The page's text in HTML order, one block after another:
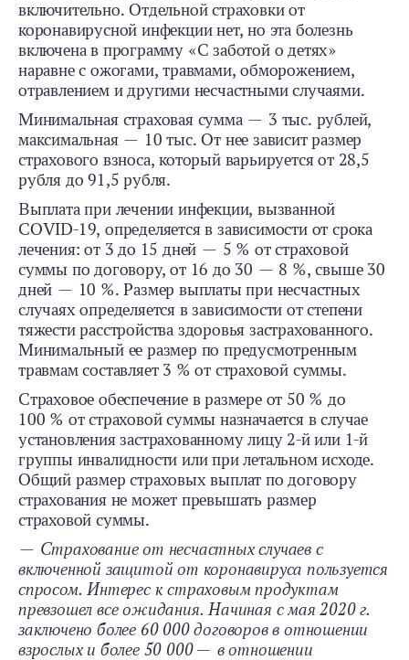
включительно. Отдельной страховки от
коронавирусной инфекции нет, но эта болезнь
включена в программу «С заботой о детях»
наравне с ожогами, травмами, обморожением,
отравлением и другими несчастными случаями.
Минимальная страховая сумма — 3 тыс. рублей,
максимальная — 10 тыс. От нее зависит размер
страхового взноса, который варьируется от 28,5
рубля до 91,5 рубля.
Выплата при лечении инфекции, вызванной
COVID-19, определяется в зависимости от срока
лечения: от 3 до 15 дней — 5 % от страховой
суммы по договору, от 16 до 30 — 8 %, свыше 30
дней — 10 %. Размер выплаты при несчастных
случаях определяется в зависимости от степени
тяжести расстройства здоровья застрахованного.
Минимальный ее размер по предусмотренным
травмам составляет 3 % от страховой суммы.
Страховое обеспечение в размере от 50 % до
100 % от страховой суммы назначается в случае
установления застрахованному лицу 2-й или 1-й
группы инвалидности или при летальном исходе.
Общий размер страховых выплат по договору
страхования не может превышать размер
страховой суммы.
— Страхование от несчастных случаев с
включенной защитой от коронавируса пользуется
спросом. Интерес к страховым продуктам
превзошел все ожидания. Начиная с мая 2020 г.
заключено более 60 000 договоров в отношении
взрослых и более 50 000 — в отношении